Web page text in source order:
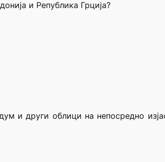
и Република Грција?
и други облици на непосредно